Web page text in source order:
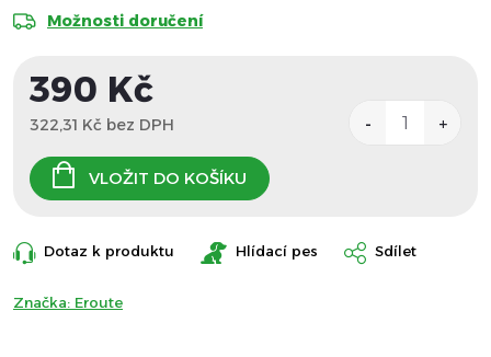
Možnosti doručení
390 Kč
322,31 Kč bez DPH
cena:
VLOŽIT DO KOŠÍKU
Dotaz k produktu Hlídací pes Sdílet
Značka: Eroute